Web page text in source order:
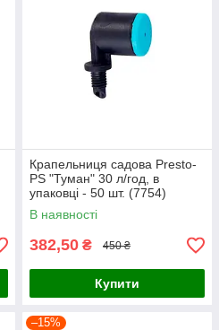
Крапельниця садова Presto-
PS "Туман" 30 л/год, в
упаковці - 50 шт. (7754)
В наявності
382,50 ₴ 450 ₴
Купити
–15%